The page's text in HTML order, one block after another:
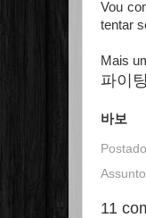
Vou
tentar
Mais
파이팅
바보
11